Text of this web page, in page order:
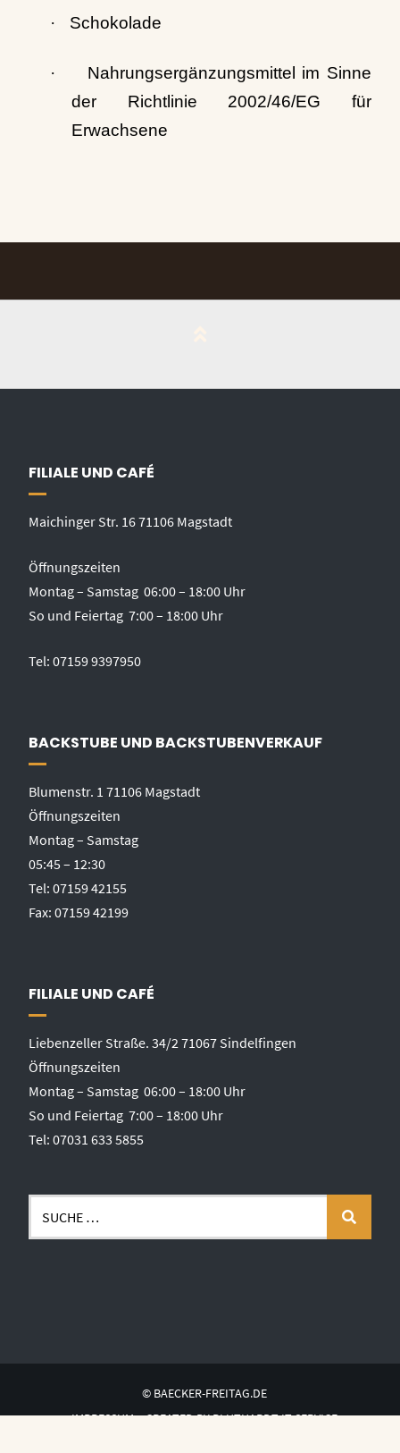
· Schokolade
·
Nahrungsergänzungsmittel im Sinne
der Richtlinie 2002/46/EG für
Erwachsene
FILIALE UND CAFÉ
Maichinger Str. 16 71106 Magstadt
Öffnungszeiten
Montag – Samstag 06:00 – 18:00 Uhr
So und Feiertag 7:00 – 18:00 Uhr
Tel: 07159 9397950
BACKSTUBE UND BACKSTUBENVERKAUF
Blumenstr. 1 71106 Magstadt
Öffnungszeiten
Montag – Samstag
05:45 – 12:30
Tel: 07159 42155
Fax: 07159 42199
FILIALE UND CAFÉ
Liebenzeller Straße. 34/2 71067 Sindelfingen
Öffnungszeiten
Montag – Samstag 06:00 – 18:00 Uhr
So und Feiertag 7:00 – 18:00 Uhr
Tel: 07031 633 5855
© BAECKER-FREITAG.DE
IMPRESSUM
CREATED BY BLUTHARDT IT SERVICE